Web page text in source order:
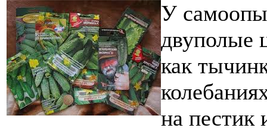
У
двуполые
как
на пестик